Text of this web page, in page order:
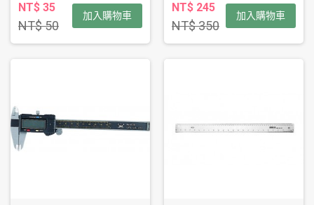
NT$ 35
NT$ 50
加入購物車
NT$ 245
NT$ 350
加入購物車